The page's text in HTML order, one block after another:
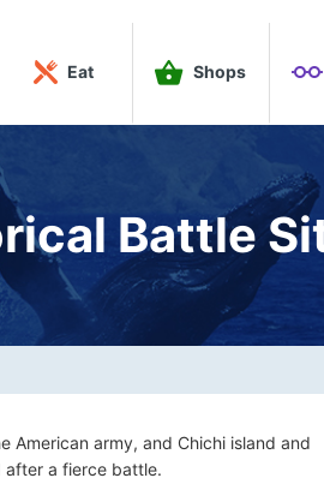
Eat Shops
Battle
American army, and Chichi island and
after a fierce battle.